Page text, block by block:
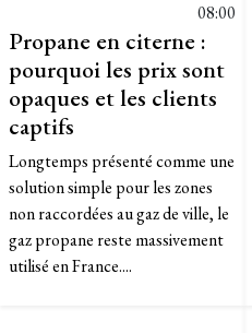
08:00
Propane en citerne :
pourquoi les prix sont
opaques et les clients
captifs
Longtemps présenté comme une
solution simple pour les zones
non raccordées au gaz de ville, le
gaz propane reste massivement
utilisé en France....